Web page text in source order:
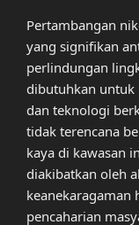
Pertambangan
yang signifikan
perlindungan
dibutuhkan
dan teknologi
tidak terencana
kaya di kawasan
diakibatkan oleh
keanekaragaman
pencaharian